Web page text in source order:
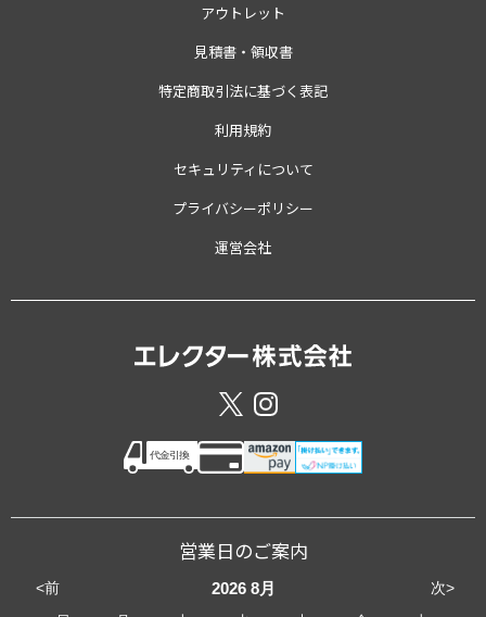
アウトレット
見積書・領収書
特定商取引法に基づく表記
利用規約
セキュリティについて
プライバシーポリシー
運営会社
営業日のご案内
<前 次>
2026 8月